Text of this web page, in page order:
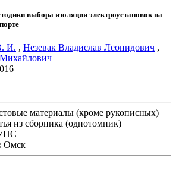
выбора изоляции электроустановок на
И. , Незевак Владислав Леонидович ,
материалы (кроме рукописных)
из сборника (однотомник)
Омск